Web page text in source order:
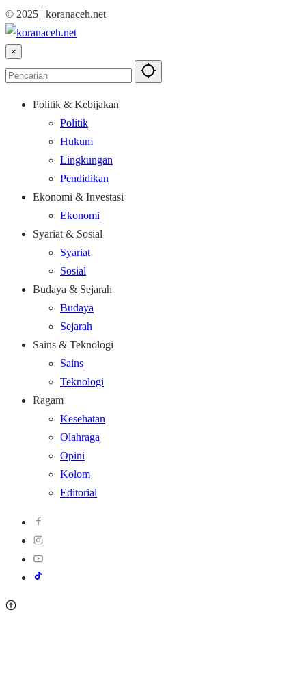
© 2025 | koranaceh.net
×
Politik & Kebijakan
Politik
Hukum
Lingkungan
Pendidikan
Ekonomi & Investasi
Ekonomi
Syariat & Sosial
Syariat
Sosial
Budaya & Sejarah
Budaya
Sejarah
Sains & Teknologi
Sains
Teknologi
Ragam
Kesehatan
Olahraga
Opini
Kolom
Editorial